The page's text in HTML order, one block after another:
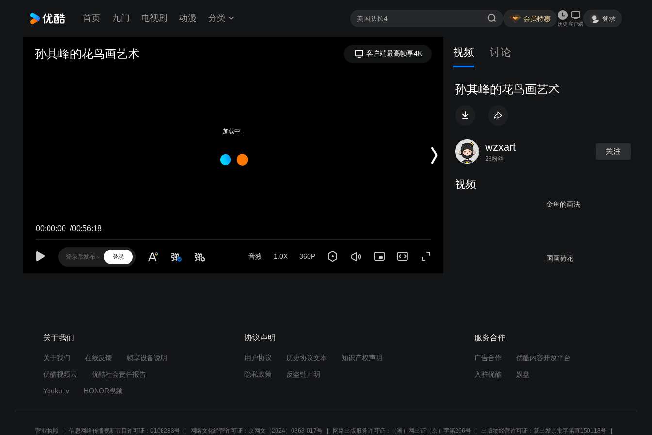
首页 九门 电视剧 动漫 分类 会员特惠
历史 客户端
登录
孙其峰的花鸟画艺术 客户端最高帧享4K
00:00:00 /00:56:18
登录 音效 1.0X 360P
加载中...
视频 讨论
孙其峰的花鸟画艺术
wzxart
28粉丝
关注
视频
金鱼的画法
国画荷花
关于我们
关于我们 在线反馈 帧享设备说明
优酷视频云 优酷社会责任报告
Youku.tv HONOR视频
协议声明
用户协议 历史协议文本 知识产权声明
隐私政策 反盗链声明
服务合作
广告合作 优酷内容开放平台
入驻优酷 娱盘
营业执照 信息网络传播视听节目许可证：0108283号 网络文化经营许可证：京网文（2024）0368-017号 网络出版服务许可证：（署）网出证（京）字第266号 出版物经营许可证：新出发京批字第直150118号